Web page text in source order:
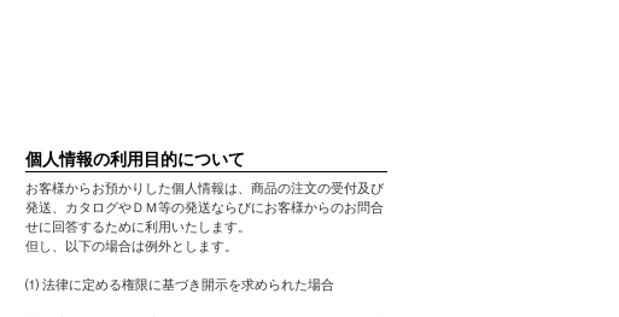
個人情報の利用目的について
お客様からお預かりした個人情報は、商品の注文の受付及び
発送、カタログやＤＭ等の発送ならびにお客様からのお問合
せに回答するために利用いたします。
但し、以下の場合は例外とします。
⑴ 法律に定める権限に基づき開示を求められた場合